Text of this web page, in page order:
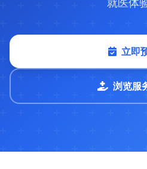
立即
浏览服